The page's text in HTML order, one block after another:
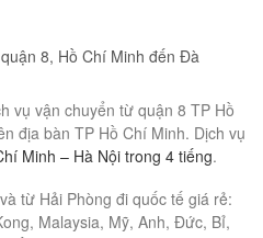
8, Hồ Chí Minh đến Đà
vụ vận chuyển từ quận 8 TP Hồ
địa bàn TP Hồ Chí Minh. Dịch vụ
Minh – Hà Nội trong 4 tiếng.
từ Hải Phòng đi quốc tế giá rẻ:
Malaysia, Mỹ, Anh, Đức, Bỉ,